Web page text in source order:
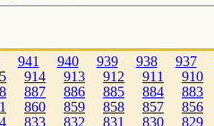
941 940 939 938 937
914 913 912 911 910
887 886 885 884 883
860 859 858 857 856
833 832 831 830 829